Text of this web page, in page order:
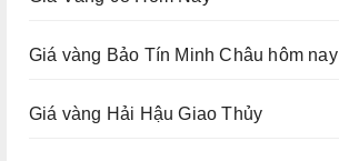
Giá vàng Bảo Tín Minh Châu hôm nay
Giá vàng Hải Hậu Giao Thủy